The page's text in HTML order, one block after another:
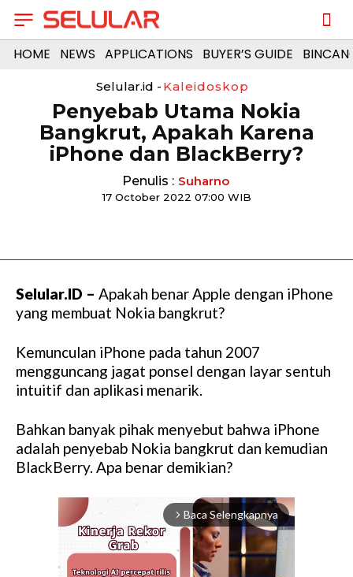
HOME NEWS APPLICATIONS BUYER’S GUIDE
Selular.id - Kaleidoskop
Penyebab Utama Nokia
Bangkrut, Apakah Karena
iPhone dan BlackBerry?
Penulis : Suharno
17 October 2022 07:00 WIB
Selular.ID – Apakah benar Apple dengan iPhone
yang membuat Nokia bangkrut?
Kemunculan iPhone pada tahun 2007
mengguncang jagat ponsel dengan layar sentuh
intuitif dan aplikasi menarik.
Bahkan banyak pihak menyebut bahwa iPhone
adalah penyebab Nokia bangkrut dan kemudian
BlackBerry. Apa benar demikian?
arrow_forward_ios Baca Selengkapnya